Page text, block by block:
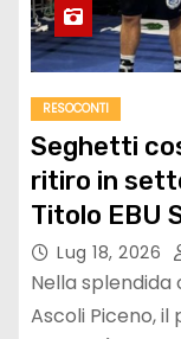
RESOCONTI
Seghetti
ritiro in
Titolo EBU
Lug 18, 2026
Nella splendida
Ascoli Piceno, il